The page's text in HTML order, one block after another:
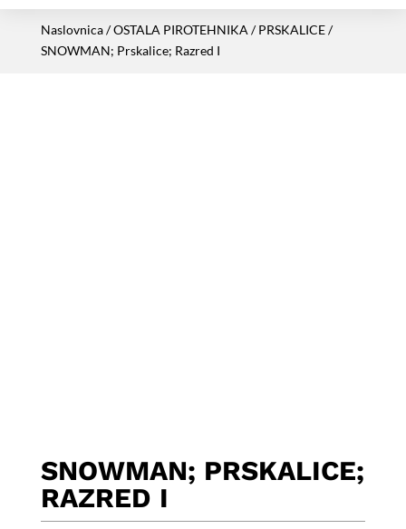
Naslovnica/OSTALA PIROTEHNIKA /PRSKALICE/
SNOWMAN; Prskalice; Razred I
SNOWMAN; PRSKALICE;
RAZRED I